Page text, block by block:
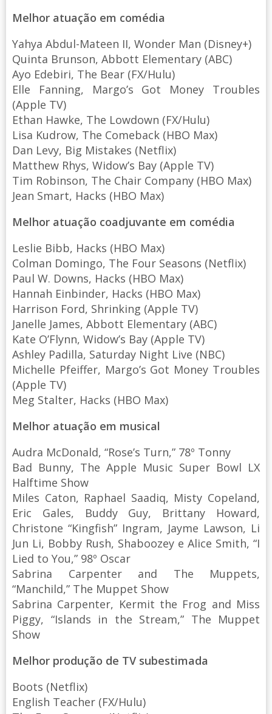
Melhor atuação em comédia
Yahya Abdul-Mateen II, Wonder Man (Disney+)
Quinta Brunson, Abbott Elementary (ABC)
Ayo Edebiri, The Bear (FX/Hulu)
Elle Fanning, Margo’s Got Money Troubles
(Apple TV)
Ethan Hawke, The Lowdown (FX/Hulu)
Lisa Kudrow, The Comeback (HBO Max)
Dan Levy, Big Mistakes (Netflix)
Matthew Rhys, Widow’s Bay (Apple TV)
Tim Robinson, The Chair Company (HBO Max)
Jean Smart, Hacks (HBO Max)
Melhor atuação coadjuvante em comédia
Leslie Bibb, Hacks (HBO Max)
Colman Domingo, The Four Seasons (Netflix)
Paul W. Downs, Hacks (HBO Max)
Hannah Einbinder, Hacks (HBO Max)
Harrison Ford, Shrinking (Apple TV)
Janelle James, Abbott Elementary (ABC)
Kate O’Flynn, Widow’s Bay (Apple TV)
Ashley Padilla, Saturday Night Live (NBC)
Michelle Pfeiffer, Margo’s Got Money Troubles
(Apple TV)
Meg Stalter, Hacks (HBO Max)
Melhor atuação em musical
Audra McDonald, “Rose’s Turn,” 78º Tonny
Bad Bunny, The Apple Music Super Bowl LX
Halftime Show
Miles Caton, Raphael Saadiq, Misty Copeland,
Eric Gales, Buddy Guy, Brittany Howard,
Christone “Kingfish” Ingram, Jayme Lawson, Li
Jun Li, Bobby Rush, Shaboozey e Alice Smith, “I
Lied to You,” 98º Oscar
Sabrina Carpenter and The Muppets,
“Manchild,” The Muppet Show
Sabrina Carpenter, Kermit the Frog and Miss
Piggy, “Islands in the Stream,” The Muppet
Show
Melhor produção de TV subestimada
Boots (Netflix)
English Teacher (FX/Hulu)